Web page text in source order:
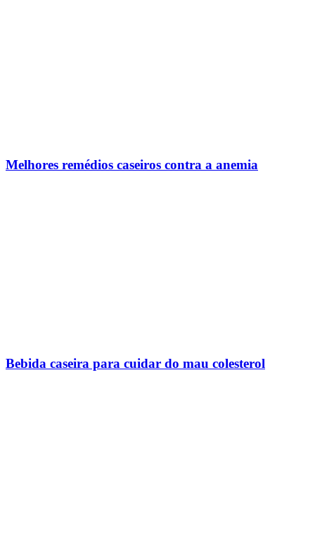
Melhores remédios caseiros contra a anemia
Bebida caseira para cuidar do mau colesterol